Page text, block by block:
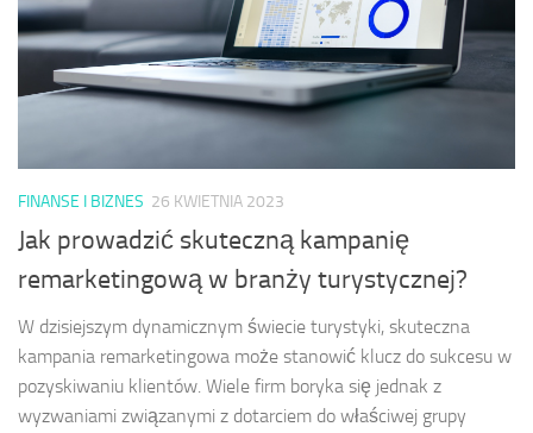
FINANSE I BIZNES 26 KWIETNIA 2023
Jak prowadzić skuteczną kampanię
remarketingową w branży turystycznej?
W dzisiejszym dynamicznym świecie turystyki, skuteczna
kampania remarketingowa może stanowić klucz do sukcesu w
pozyskiwaniu klientów. Wiele firm boryka się jednak z
wyzwaniami związanymi z dotarciem do właściwej grupy